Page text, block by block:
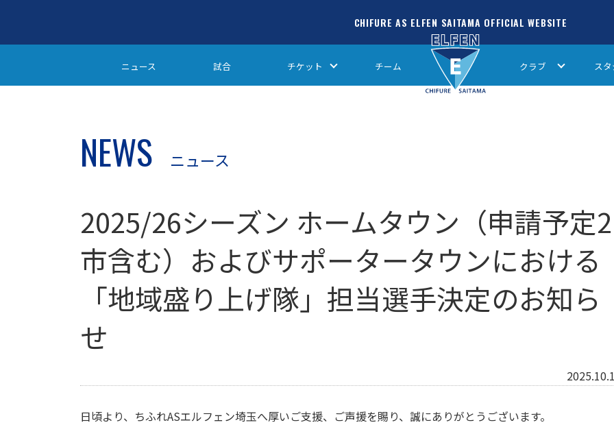
CHIFURE AS ELFEN SAITAMA OFFICIAL WEBSITE
ニュース 試合 チケット チーム クラブ ス
NEWS ニュース
2025/26シーズン ホームタウン（申請予定2
市含む）およびサポータータウンにおける
「地域盛り上げ隊」担当選手決定のお知ら
せ
日頃より、ちふれASエルフェン埼玉へ厚いご支援、ご声援を賜り、誠にありがとうございます。